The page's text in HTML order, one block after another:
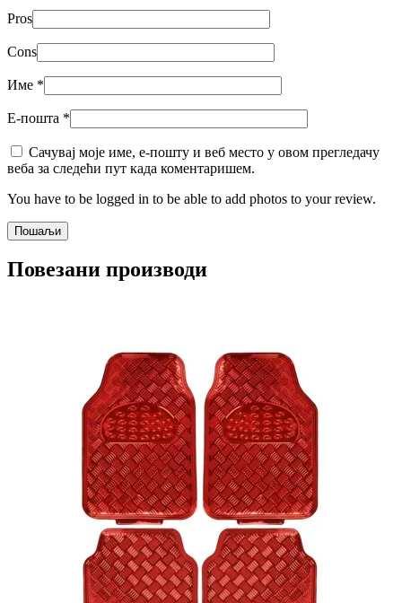
Pros
Cons
Име *
Е-пошта *
Сачувај моје име, е-пошту и веб место у овом прегледачу
веба за следећи пут када коментаришем.
You have to be logged in to be able to add photos to your review.
Повезани производи